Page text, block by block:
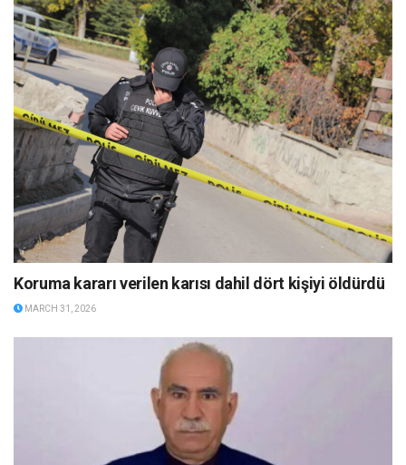
Koruma kararı verilen karısı dahil dört kişiyi öldürdü
MARCH 31, 2026